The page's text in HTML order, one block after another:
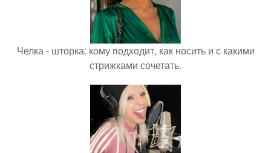
Челка - шторка: кому подходит, как носить и с какими
стрижками сочетать.